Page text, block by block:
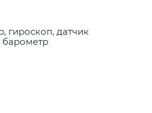
гироскоп, датчик
барометр